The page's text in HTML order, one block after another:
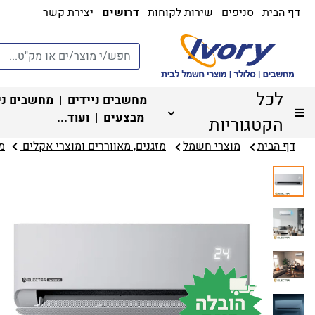
דף הבית סניפים שירות לקוחות דרושים יצירת קשר
לכל
הקטגוריות
מחשבים ניידים | מחשבים
מבצעים | ועוד...
דף הבית מוצרי חשמל מזגנים, מאווררים ומוצרי אקלים ‏